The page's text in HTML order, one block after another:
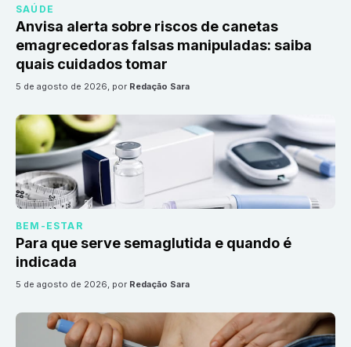
SAÚDE
Anvisa alerta sobre riscos de canetas
emagrecedoras falsas manipuladas: saiba
quais cuidados tomar
5 de agosto de 2026, por Redação Sara
BEM-ESTAR
Para que serve semaglutida e quando é
indicada
5 de agosto de 2026, por Redação Sara